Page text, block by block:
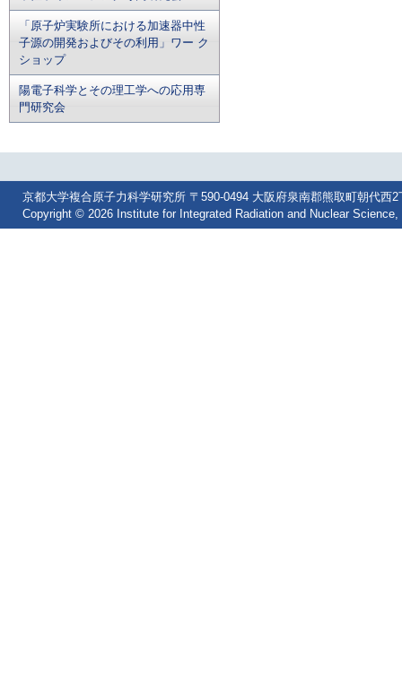
「原子炉実験所における加速器中性
子源の開発およびその利用」ワー ク
ショップ
陽電子科学とその理工学への応用専
門研究会
京都大学複合原子力科学研究所 〒590-0494 大阪府泉南郡熊取町朝代西
Copyright © 2026 Institute for Integrated Radiation and Nuclear